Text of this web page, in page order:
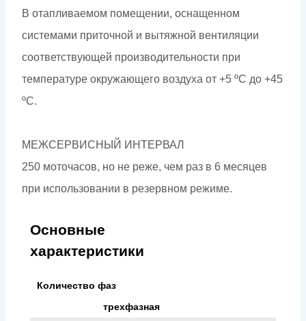
В отапливаемом помещении, оснащенном
системами приточной и вытяжной вентиляции
соответствующей производительности при
температуре окружающего воздуха от +5 ºС до +45
ºС.
МЕЖСЕРВИСНЫЙ ИНТЕРВАЛ
250 моточасов, но не реже, чем раз в 6 месяцев
при использовании в резервном режиме.
Основные
характеристики
Количество фаз
трехфазная